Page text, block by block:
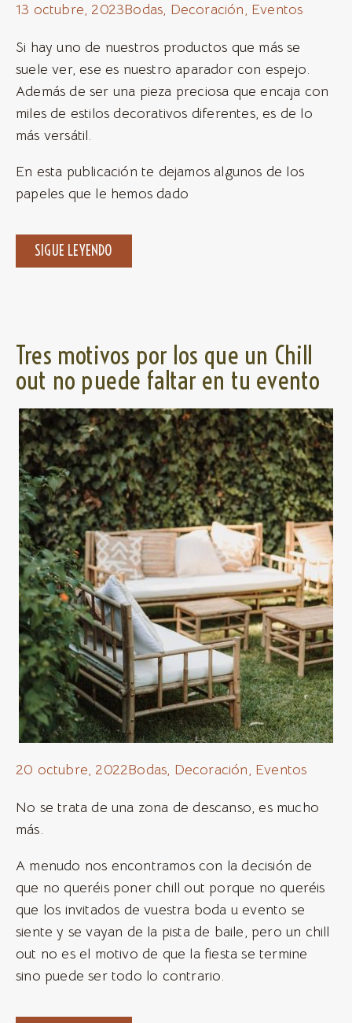
13 octubre, 2023Bodas, Decoración, Eventos
Si hay uno de nuestros productos que más se
suele ver, ese es nuestro aparador con espejo.
Además de ser una pieza preciosa que encaja con
miles de estilos decorativos diferentes, es de lo
más versátil.
En esta publicación te dejamos algunos de los
papeles que le hemos dado
SIGUE LEYENDO
Tres motivos por los que un Chill
out no puede faltar en tu evento
20 octubre, 2022Bodas, Decoración, Eventos
No se trata de una zona de descanso, es mucho
más.
A menudo nos encontramos con la decisión de
que no queréis poner chill out porque no queréis
que los invitados de vuestra boda u evento se
siente y se vayan de la pista de baile, pero un chill
out no es el motivo de que la fiesta se termine
sino puede ser todo lo contrario.